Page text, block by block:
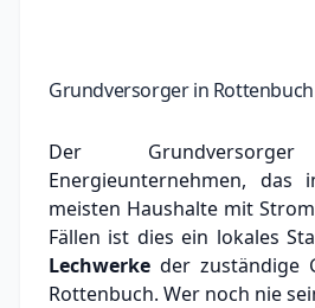
Grundversorger in Rottenbuch
Der
Energieunternehmen, das
meisten Haushalte mit
Fällen ist dies ein lokales
Lechwerke der zuständige
Rottenbuch. Wer noch nie